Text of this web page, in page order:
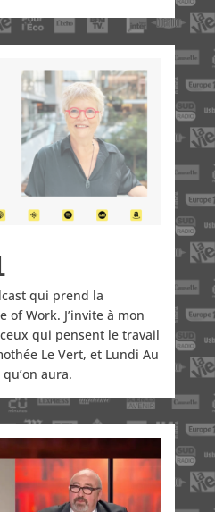
qui prend la
Work. J’invite à mon
qui pensent le travail
Le Vert, et Lundi Au
aura.